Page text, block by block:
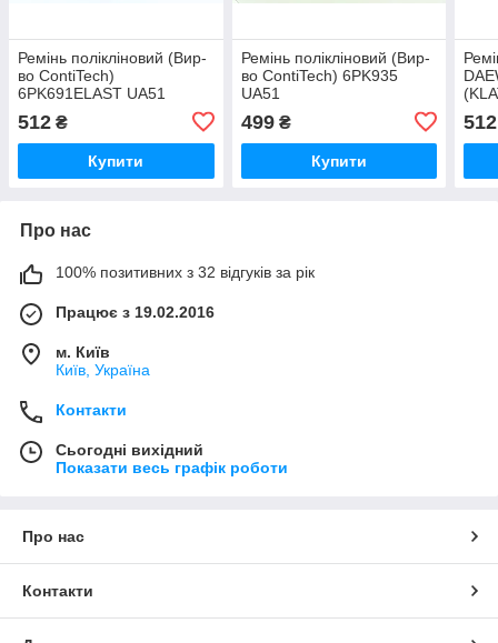
Ремінь полікліновий (Вир-
во ContiTech)
6PK691ELAST UA51
512 ₴
Купити
Ремінь полікліновий (Вир-
во ContiTech) 6PK935
UA51
499₴
Купити
512
Про нас
100% позитивних з 32 відгуків за рік
Працює з 19.02.2016
м. Київ
Київ, Україна
Контакти
Сьогодні вихідний
Показати весь графік роботи
Про нас
Контакти